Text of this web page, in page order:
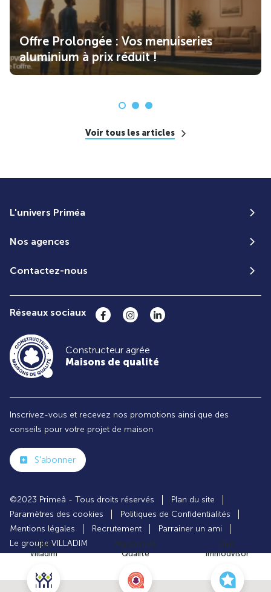
Club
Villadim
Maisons de
Qualité
Avis
Immodvisor
Offre Prolongée : Vos menuiseries
aluminium à prix réduit !
Voir tous les articles
L'univers Priméa
Nos agences
Contactez-nous
Réseaux sociaux
Constructeur agrée
Maisons de qualité
Inscrivez-vous et recevez nos promotions ainsi que des
conseils pour votre projet de maison
S'abonner
©2023 Primeâ - Tous droits réservés
Plan du site
Paramètres des cookies
Politiques de Confidentialités
Mentions légales
Recrutement
Parrainer un ami
Le groupe VILLADIM